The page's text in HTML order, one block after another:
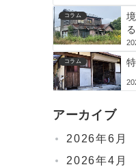
コラム
コラム
アーカイブ
2026年6月
2026年4月